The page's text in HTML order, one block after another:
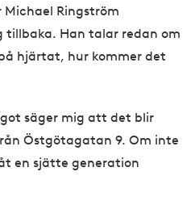
Ringström
tillbaka. Han talar redan om
hjärtat, hur kommer det
säger mig att det blir
Östgötagatan 9. Om inte
en sjätte generation